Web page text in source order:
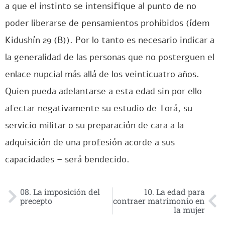
a que el instinto se intensifique al punto de no
poder liberarse de pensamientos prohibidos (ídem
Kidushín 29 (B)). Por lo tanto es necesario indicar a
la generalidad de las personas que no posterguen el
enlace nupcial más allá de los veinticuatro años.
Quien pueda adelantarse a esta edad sin por ello
afectar negativamente su estudio de Torá, su
servicio militar o su preparación de cara a la
adquisición de una profesión acorde a sus
capacidades – será bendecido.
08. La imposición del
precepto
10. La edad para
contraer matrimonio en
la mujer